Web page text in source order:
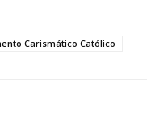
Carismático Católico